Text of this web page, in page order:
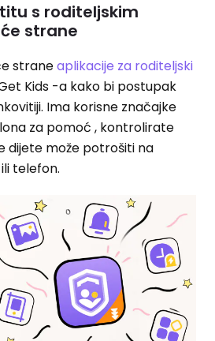
s roditeljskim
strane
straneaplikacije za roditeljski
Kids -a kako bi postupak
Ima korisne značajke
za pomoć , kontrolirate
dijete može potrošiti na
telefon.